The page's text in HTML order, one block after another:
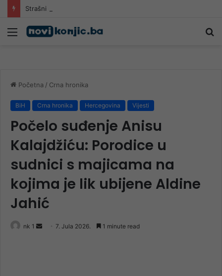
Strašni prizori: Vatra guta borovu šumu iznad Konjica
Meni
Početna / Crna hronika
BiH Crna hronika Hercegovina Vijesti
Počelo suđenje Anisu
Kalajdžiću: Porodice u
sudnici s majicama na
kojima je lik ubijene Aldine
Jahić
nk 1
Send7. Jula 2026. 1 minute read